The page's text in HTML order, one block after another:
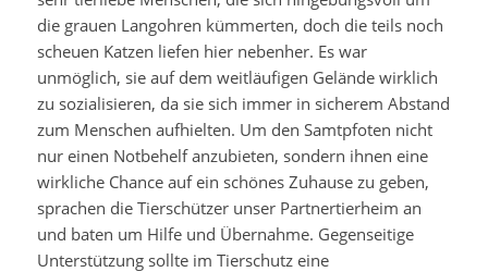
die grauen Langohren kümmerten, doch die teils noch
scheuen Katzen liefen hier nebenher. Es war
unmöglich, sie auf dem weitläufigen Gelände wirklich
zu sozialisieren, da sie sich immer in sicherem Abstand
zum Menschen aufhielten. Um den Samtpfoten nicht
nur einen Notbehelf anzubieten, sondern ihnen eine
wirkliche Chance auf ein schönes Zuhause zu geben,
sprachen die Tierschützer unser Partnertierheim an
und baten um Hilfe und Übernahme. Gegenseitige
Unterstützung sollte im Tierschutz eine